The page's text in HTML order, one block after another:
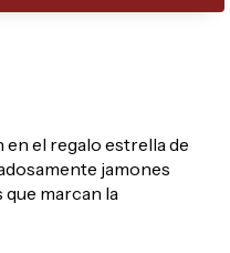
el regalo estrella de
jamones
marcan la